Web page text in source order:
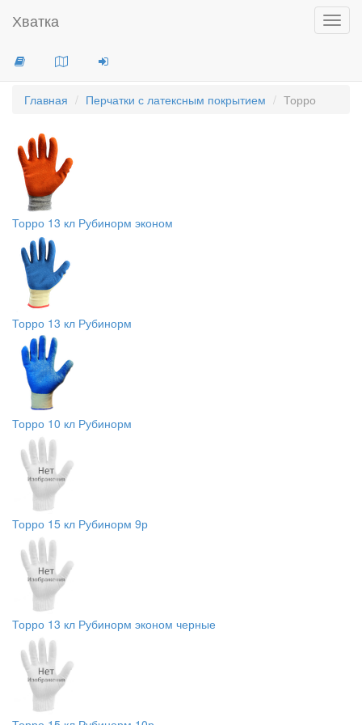
Хватка
Главная Перчатки с латексным покрытием Торро
Торро 13 кл Рубинорм эконом
Торро 13 кл Рубинорм
Торро 10 кл Рубинорм
Торро 15 кл Рубинорм 9р
Торро 13 кл Рубинорм эконом черные